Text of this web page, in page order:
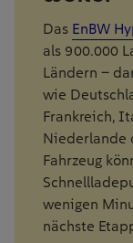
Das EnBW
als 900.000
Ländern –
wie
Frankreich,
Niederlande
Fahrzeug
wenigen
nächste